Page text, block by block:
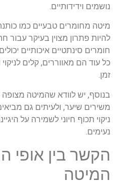
נושמים וידידותיים.
מיטה מחומרים טבעיים כמו
להיות פתרון מצוין בעיקר עבור
חומרים סינתטיים איכותיים
כל עוד הם מאווררים, קלים
זמן.
בנוסף, יש לוודא שהמיטה
משירים שיער, ולעיתים גם
ניקוי תכוף חיוני לשמירה על
נעימים.
הקשר בין אופי
המיטה